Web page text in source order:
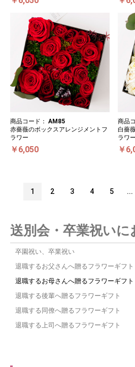
商品コード： AM85
赤薔薇のボックスアレンジメントフ
ラワー
￥6,050
商品
白薔
ラワー
￥
1 2 3 4 5 ...
送別会・卒業祝いに
卒園祝い、卒業祝い
退職するお父さんへ贈るフラワーギフト
退職するお母さんへ贈るフラワーギフト
退職する後輩へ贈るフラワーギフト
退職する同僚へ贈るフラワーギフト
退職する上司へ贈るフラワーギフト